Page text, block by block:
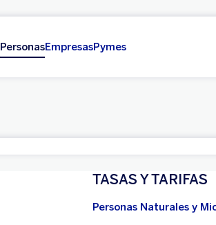
PersonasEmpresasPymes
TASAS Y TARIFAS
Personas Naturales y